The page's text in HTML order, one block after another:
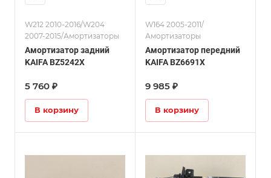
W212 2010-2016/W204
2007-2015/Амортизаторы
Амортизатор задний
KAIFA BZ5242X
5 760 ₽
В корзину
W164 2005-2011/
Амортизаторы
Амортизатор передний
KAIFA BZ6691X
9 985 ₽
В корзину